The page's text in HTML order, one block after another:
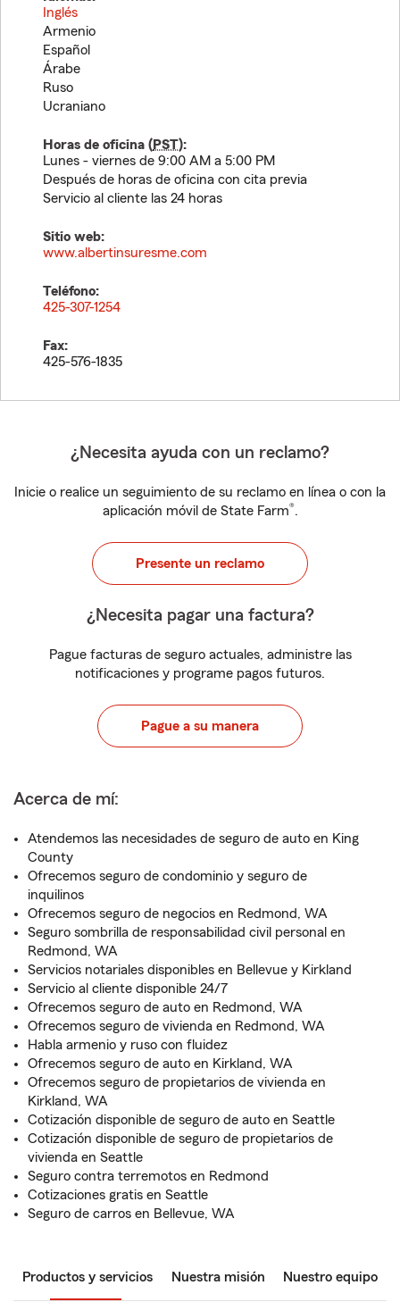
Inglés
Armenio
Español
Árabe
Ruso
Ucraniano
Horas de oficina (PST):
Lunes - viernes de 9:00 AM a 5:00 PM
Después de horas de oficina con cita previa
Servicio al cliente las 24 horas
Sitio web:
www.albertinsuresme.com
Teléfono:
425-307-1254
Fax:
425-576-1835
¿Necesita ayuda con un reclamo?
Inicie o realice un seguimiento de su reclamo en línea o con la
aplicación móvil de State Farm®.
Presente un reclamo
¿Necesita pagar una factura?
Pague facturas de seguro actuales, administre las
notificaciones y programe pagos futuros.
Pague a su manera
Acerca de mí:
Atendemos las necesidades de seguro de auto en King
County
Ofrecemos seguro de condominio y seguro de
inquilinos
Ofrecemos seguro de negocios en Redmond, WA
Seguro sombrilla de responsabilidad civil personal en
Redmond, WA
Servicios notariales disponibles en Bellevue y Kirkland
Servicio al cliente disponible 24/7
Ofrecemos seguro de auto en Redmond, WA
Ofrecemos seguro de vivienda en Redmond, WA
Habla armenio y ruso con fluidez
Ofrecemos seguro de auto en Kirkland, WA
Ofrecemos seguro de propietarios de vivienda en
Kirkland, WA
Cotización disponible de seguro de auto en Seattle
Cotización disponible de seguro de propietarios de
vivienda en Seattle
Seguro contra terremotos en Redmond
Cotizaciones gratis en Seattle
Seguro de carros en Bellevue, WA
Productos y servicios Nuestra misión Nuestro equipo